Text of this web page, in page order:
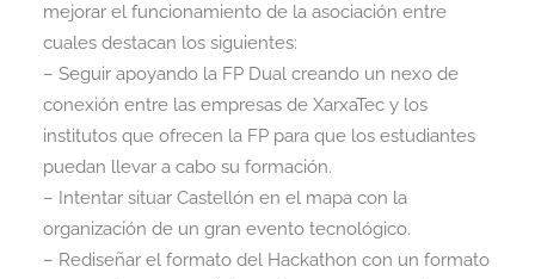
mejorar el funcionamiento de la asociación entre
cuales destacan los siguientes:
– Seguir apoyando la FP Dual creando un nexo de
conexión entre las empresas de XarxaTec y los
institutos que ofrecen la FP para que los estudiantes
puedan llevar a cabo su formación.
– Intentar situar Castellón en el mapa con la
organización de un gran evento tecnológico.
– Rediseñar el formato del Hackathon con un formato